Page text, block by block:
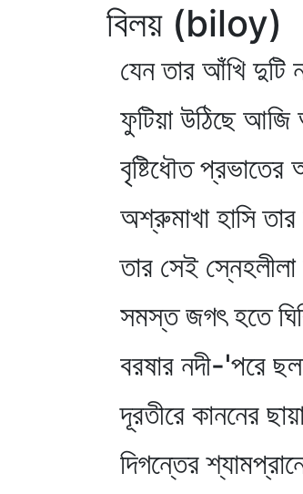
বিলয় (biloy)
যেন তার আঁখি দুটি
ফুটিয়া উঠিছে
বৃষ্টিধৌত
অশ্রুমাখা হাসি
তার সেই
সমস্ত জগৎ হতে
বরষার নদী-'পরে
দূরতীরে কাননের
দিগন্তের